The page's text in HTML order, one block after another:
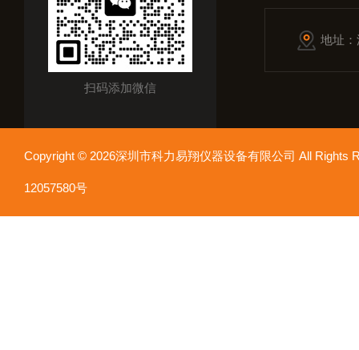
扫码添加微信
地址
Copyright © 2026深圳市科力易翔仪器设备有限公司 All
12057580号